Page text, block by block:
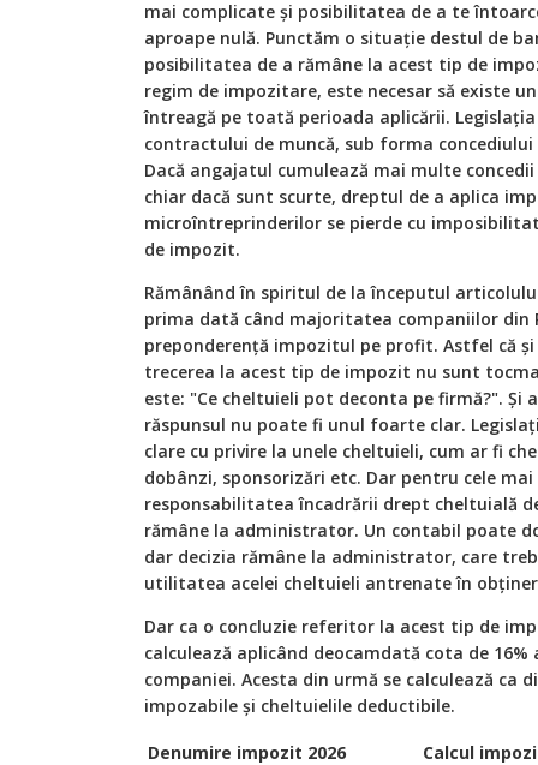
mai complicate și posibilitatea de a te
aproape nulă. Punctăm o situație destul de
posibilitatea de a rămâne la acest tip de
regim de impozitare, este necesar să existe
întreagă pe toată perioada aplicării.
contractului de muncă, sub forma
Dacă angajatul cumulează mai multe
chiar dacă sunt scurte, dreptul de a aplica
microîntreprinderilor se pierde cu
de impozit.
Rămânând în spiritul de la începutul
prima dată când majoritatea companiilor din
preponderență impozitul pe profit. Astfel că
trecerea la acest tip de impozit nu sunt
este: "Ce cheltuieli pot deconta pe firmă?". Și
răspunsul nu poate fi unul foarte clar.
clare cu privire la unele cheltuieli, cum ar fi
dobânzi, sponsorizări etc. Dar pentru cele
responsabilitatea încadrării drept cheltuială
rămâne la administrator. Un contabil poate
dar decizia rămâne la administrator, care
utilitatea acelei cheltuieli antrenate în
Dar ca o concluzie referitor la acest tip de
calculează aplicând deocamdată cota de
companiei. Acesta din urmă se calculează ca
impozabile și cheltuielile deductibile.
Denumire impozit 2026
Calcul